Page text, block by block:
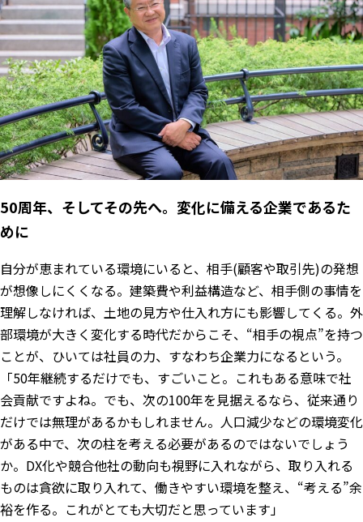
50周年、そしてその先へ。変化に備える企業であるた
めに
自分が恵まれている環境にいると、相手(顧客や取引先)の発想
が想像しにくくなる。建築費や利益構造など、相手側の事情を
理解しなければ、土地の見方や仕入れ方にも影響してくる。外
部環境が大きく変化する時代だからこそ、“相手の視点”を持つ
ことが、ひいては社員の力、すなわち企業力になるという。
「50年継続するだけでも、すごいこと。これもある意味で社
会貢献ですよね。でも、次の100年を見据えるなら、従来通り
だけでは無理があるかもしれません。人口減少などの環境変化
がある中で、次の柱を考える必要があるのではないでしょう
か。DX化や競合他社の動向も視野に入れながら、取り入れる
ものは貪欲に取り入れて、働きやすい環境を整え、“考える”余
裕を作る。これがとても大切だと思っています」